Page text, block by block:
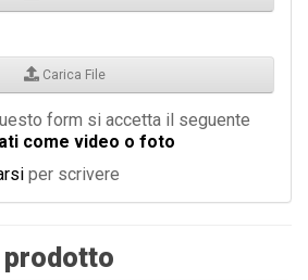
Carica File
form si accetta il seguente
come video o foto
per scrivere
prodotto